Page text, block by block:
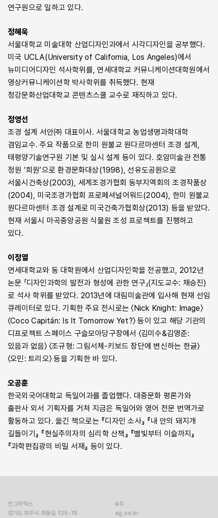
연구원으로 일하고 있다.
정혜욱
서울대학교 미술대학 산업디자인과에서 시각디자인을 공부했다.
미국 UCLA(University of California, Los Angeles)에서
뉴미디어디자인 석사학위를, 연세대학교 커뮤니케이션대학원에서
영상커뮤니케이션학 박사학위를 취득했다. 현재
청강문화산업대학교 콘텐츠스쿨 교수로 재직하고 있다.
정영선
조경 설계 서안㈜ 대표이사. 서울대학교 농업생명과학대학
겸임교수. 주요 작품으로 한미 원불교 원다르마센터 조경 설계,
태평양기술연구원 기본 및 실시 설계 등이 있다. 호암미술관 전통
정원 ‘희원’으로 환경문화대상(1998), 선유도공원으로
서울시건축상(2003), 세계조경가협회 동부지역회의 조경작품상
(2004), 미국조경가협회 프로페셔널어워드(2004), 한미 원불교
원다르마센터 조경 설계로 미국건축가협회상(2013) 등을 받았다.
현재 서울시 마곡중앙공원 식물원 조성 프로젝트를 진행하고
있다.
이정열
연세대학교와 동 대학원에서 산업디자인학을 전공했고, 2012년
논문 「디자인과학의 발전과 형성에 관한 연구」(지도교수: 채승진)
로 석사 학위를 받았다. 2013년에 대림미술관에 입사해 현재 선임
큐레이터로 있다. 기획한 주요 전시로는 〈Nick Knight: Image〉
〈Coco Capitán: Is It Tomorrow Yet?〉 등이 있고 해당 기관의
디프로젝트 스페이스 구슬모아당구장에서 〈김미수&김영준:
있음과 없음〉 〈조규형: 그림서체-키보드 장단에 변신하는 한글〉
〈오민: 트리오〉 등을 기획한 바 있다.
오공훈
한국외국어대학교 독일어과를 졸업했다. 대중문화 평론가와
출판사 외서 기획자를 거쳐 지금은 독일어와 영어 전문 번역가로
활동하고 있다. 옮긴 책으로는 『디자인 소사』 『내 안의 돼지개
길들이기』 『현실주의자의 심리학 산책』 『별빛부터 이슬까지』
『과학편집광의 비밀 서재』 등이 있다.
안그라픽스
경기도 파주시 회동길 125-15
AG
ag.co.kr